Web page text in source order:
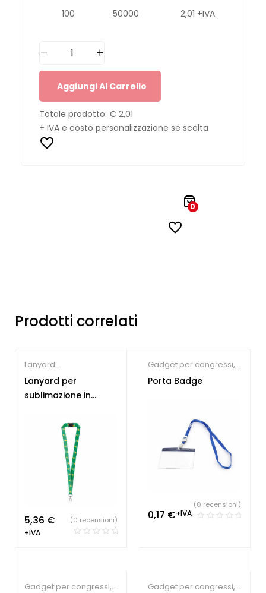
100 50000 2,01 +IVA
Aggiungi Al Carrello
Totale prodotto: € 2,01
+ IVA e costo personalizzazione se scelta
0
Prodotti correlati
Lanyard
personalizzabili
Lanyard per
sublimazione in
5,36 €
+IVA
(0 recensioni)
Gadget per congressi,
Gadget per fiere
Porta Badge
0,17 €+IVA
(0 recensioni)
Gadget per congressi,
Gadget per congressi,